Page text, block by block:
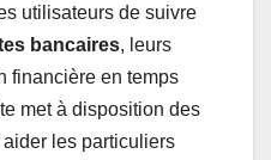
utilisateurs de suivre
bancaires, leurs
financière en temps
met à disposition des
les particuliers